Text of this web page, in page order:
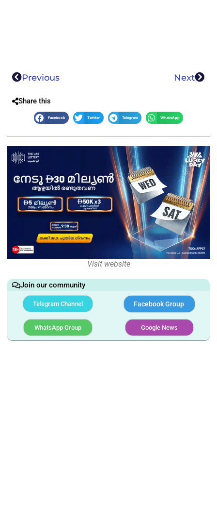
Previous Next
Share this
Facebook Twitter Telegram WhatsApp
Visit website
Join our community
Telegram Channel Facebook Group
WhatsApp Group Google News